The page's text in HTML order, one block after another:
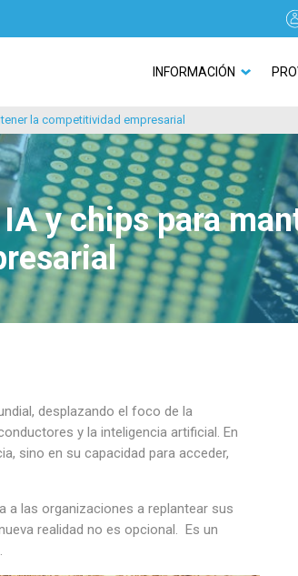
INFORMACIÓN
la competitividad empresarial
y chips para
desplazando el foco de la
y la inteligencia artificial. En
sino en su capacidad para acceder,
a las organizaciones a replantear sus
realidad no es opcional. Es un